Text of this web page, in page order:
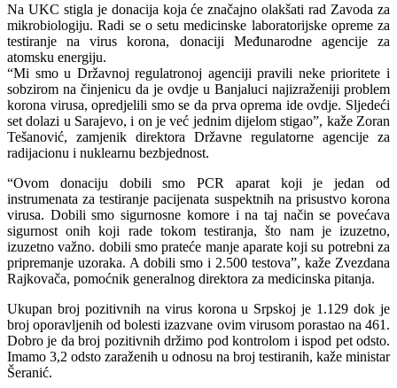
Na UKC stigla je donacija koja će značajno olakšati rad Zavoda za
mikrobiologiju. Radi se o setu medicinske laboratorijske opreme za
testiranje na virus korona, donaciji Međunarodne agencije za
atomsku energiju.
“Mi smo u Državnoj regulatronoj agenciji pravili neke prioritete i
sobzirom na činjenicu da je ovdje u Banjaluci najizraženiji problem
korona virusa, opredjelili smo se da prva oprema ide ovdje. Sljedeći
set dolazi u Sarajevo, i on je već jednim dijelom stigao”, kaže Zoran
Tešanović, zamjenik direktora Državne regulatorne agencije za
radijacionu i nuklearnu bezbjednost.
“Ovom donaciju dobili smo PCR aparat koji je jedan od
instrumenata za testiranje pacijenata suspektnih na prisustvo korona
virusa. Dobili smo sigurnosne komore i na taj način se povećava
sigurnost onih koji rade tokom testiranja, što nam je izuzetno,
izuzetno važno. dobili smo prateće manje aparate koji su potrebni za
pripremanje uzoraka. A dobili smo i 2.500 testova”, kaže Zvezdana
Rajkovača, pomoćnik generalnog direktora za medicinska pitanja.
Ukupan broj pozitivnih na virus korona u Srpskoj je 1.129 dok je
broj oporavljenih od bolesti izazvane ovim virusom porastao na 461.
Dobro je da broj pozitivnih držimo pod kontrolom i ispod pet odsto.
Imamo 3,2 odsto zaraženih u odnosu na broj testiranih, kaže ministar
Šeranić.